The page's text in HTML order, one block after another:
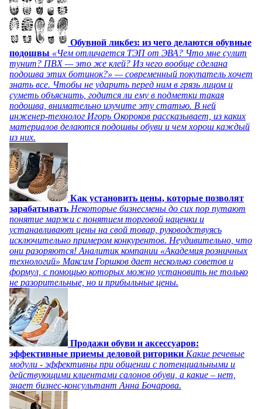
Обувной ликбез: из чего делаются обувные
подошвы «Чем отличается ТЭП от ЭВА? Что мне сулит
тунит? ПВХ — это же клей? Из чего вообще сделана
подошва этих ботинок?» — современный покупатель хочет
знать все. Чтобы не ударить перед ним в грязь лицом и
суметь объяснить, годится ли ему в подметки такая
подошва, внимательно изучите эту статью. В ней
инженер-технолог Игорь Окороков рассказывает, из каких
материалов делаются подошвы обуви и чем хорош каждый
из них.
Как установить цены, которые позволят
зарабатывать Некоторые бизнесмены до сих пор путают
понятие маржи с понятием торговой наценки и
устанавливают цены на свой товар, руководствуясь
исключительно примером конкурентов. Неудивительно, что
они разоряются! Аналитик компании «Академия розничных
технологий» Максим Горшков дает несколько советов и
формул, с помощью которых можно установить не только
не разорительные, но и прибыльные цены.
Продажи обуви и аксессуаров:
эффективные приемы деловой риторики Какие речевые
модули - эффективны при общении с потенциальными и
действующими клиентами салонов обуви, а какие – нет,
знает бизнес-консультант Анна Бочарова.